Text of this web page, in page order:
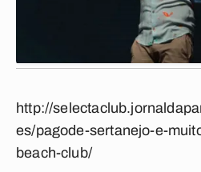
http://
es/pagode-sertanejo-e-
beach-club/